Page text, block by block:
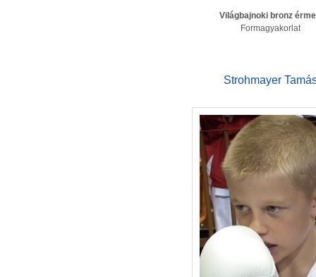
Világbajnoki bronz
Formagyakorlat
Strohmayer